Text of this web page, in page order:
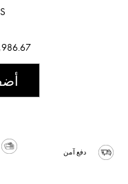
حقيبة يد ديليا S